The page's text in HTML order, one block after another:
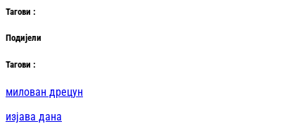
Тагови :
Подијели
Тагови :
милован дрецун
изјава дана